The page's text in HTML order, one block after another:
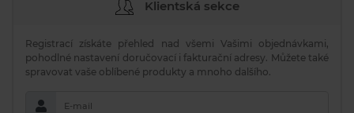
Klientská sekce
Registrací získáte přehled nad všemi Vašimi objednávkami,
pohodlné nastavení doručovací i fakturační adresy. Můžete také
spravovat vaše oblíbené produkty a mnoho dalšího.
E-mail